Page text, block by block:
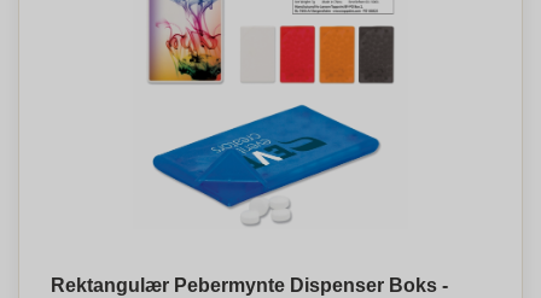
Rektangulær Pebermynte Dispenser Boks -